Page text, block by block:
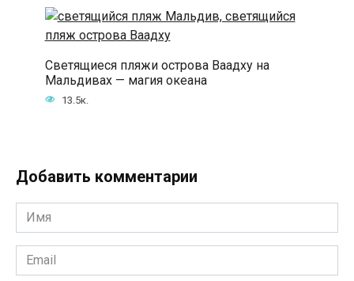
Светящиеся пляжи острова Ваадху на
Мальдивах — магия океана
13.5к.
Добавить комментарии
Имя
*
Email
*